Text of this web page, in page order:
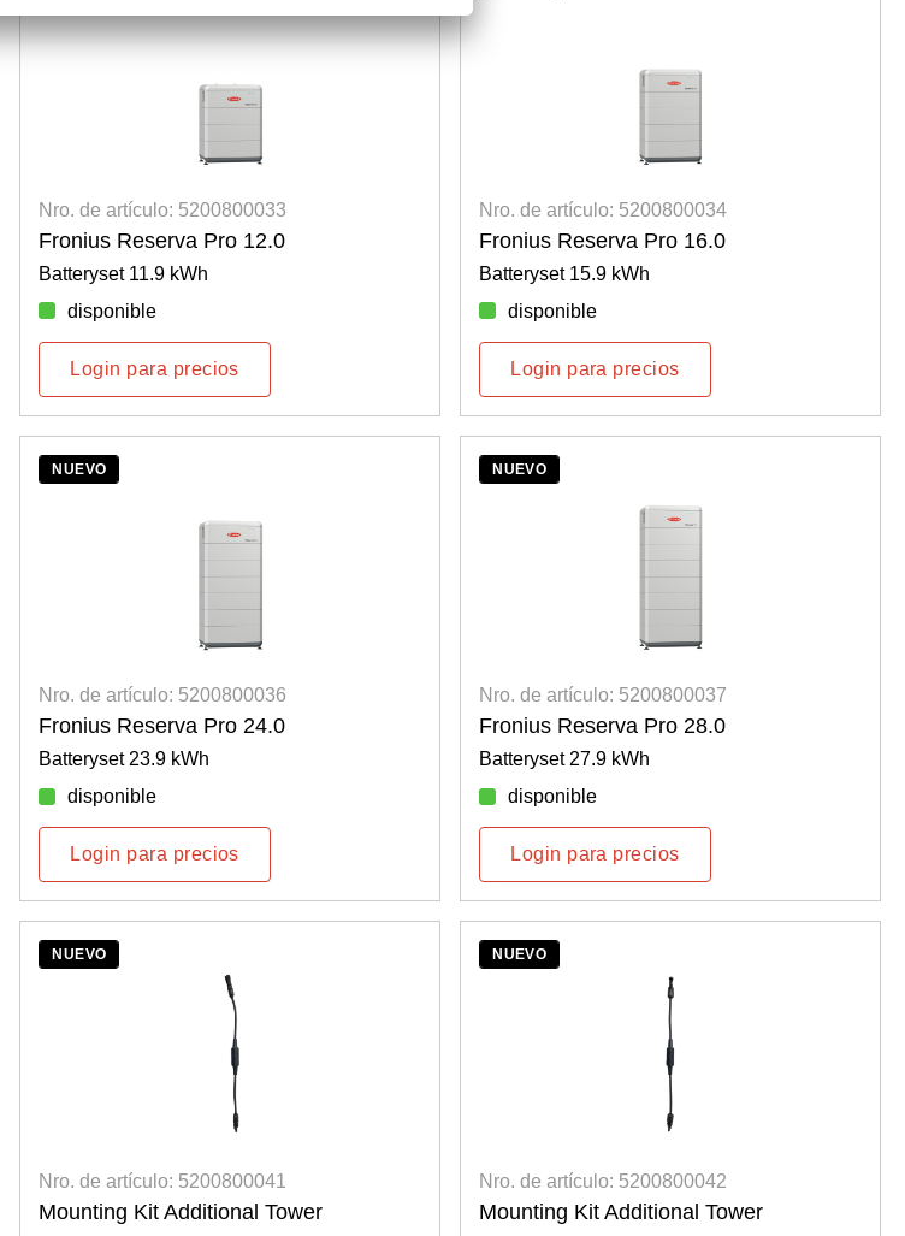
Nro. de artículo: 5200800033
Fronius Reserva Pro 12.0
Batteryset 11.9 kWh
disponible
Login para precios
Nro. de artículo: 5200800034
Fronius Reserva Pro 16.0
Batteryset 15.9 kWh
disponible
Login para precios
NUEVO
Nro. de artículo: 5200800036
Fronius Reserva Pro 24.0
Batteryset 23.9 kWh
disponible
Login para precios
NUEVO
Nro. de artículo: 5200800037
Fronius Reserva Pro 28.0
Batteryset 27.9 kWh
disponible
Login para precios
NUEVO
Nro. de artículo: 5200800041
Mounting Kit Additional Tower
NUEVO
Nro. de artículo: 5200800042
Mounting Kit Additional Tower